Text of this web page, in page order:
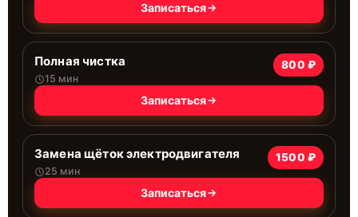
Записаться
Полная чистка
15 мин
800 ₽
Записаться
Замена щёток электродвигателя
25 мин
1500 ₽
Записаться